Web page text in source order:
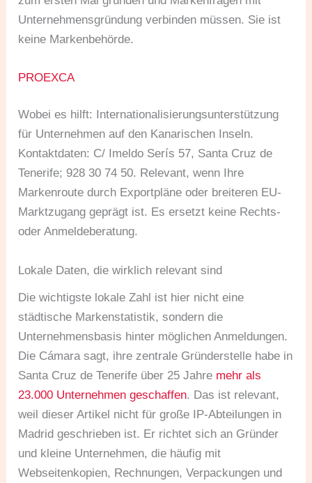
Unternehmensgründung verbinden müssen. Sie ist
keine Markenbehörde.
PROEXCA
Wobei es hilft: Internationalisierungsunterstützung
für Unternehmen auf den Kanarischen Inseln.
Kontaktdaten: C/ Imeldo Serís 57, Santa Cruz de
Tenerife; 928 30 74 50. Relevant, wenn Ihre
Markenroute durch Exportpläne oder breiteren EU-
Marktzugang geprägt ist. Es ersetzt keine Rechts-
oder Anmeldeberatung.
Lokale Daten, die wirklich relevant sind
Die wichtigste lokale Zahl ist hier nicht eine
städtische Markenstatistik, sondern die
Unternehmensbasis hinter möglichen Anmeldungen.
Die Cámara sagt, ihre zentrale Gründerstelle habe in
Santa Cruz de Tenerife über 25 Jahre mehr als
23.000 Unternehmen geschaffen. Das ist relevant,
weil dieser Artikel nicht für große IP-Abteilungen in
Madrid geschrieben ist. Er richtet sich an Gründer
und kleine Unternehmen, die häufig mit
Webseitenkopien, Rechnungen, Verpackungen und